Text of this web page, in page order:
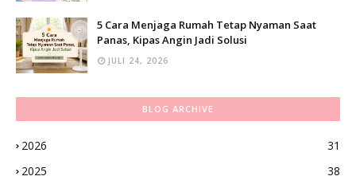
5 Cara Menjaga Rumah Tetap Nyaman Saat
Panas, Kipas Angin Jadi Solusi
JULI 24, 2026
BLOG ARCHIVE
2026
31
2025
38